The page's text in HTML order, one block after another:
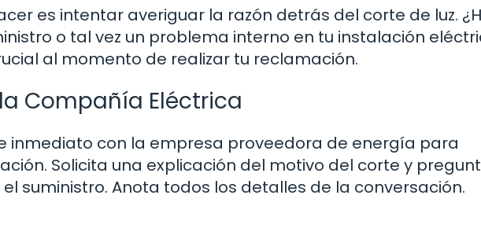
es intentar averiguar la razón detrás del corte de luz.
o tal vez un problema interno en tu instalación
al momento de realizar tu reclamación.
Compañía Eléctrica
inmediato con la empresa proveedora de energía para
Solicita una explicación del motivo del corte y
suministro. Anota todos los detalles de la conversación.